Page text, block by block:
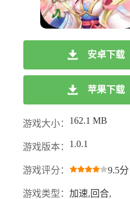
安卓下载
苹果下载
游戏大小： 162.1 MB
游戏版本： 1.0.1
游戏评分： 9.5分
游戏类型： 加速,回合,